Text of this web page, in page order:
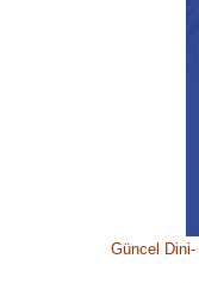
Güncel Dini-